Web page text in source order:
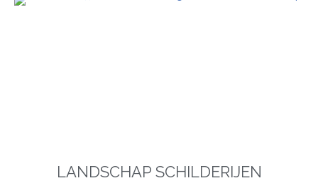
LANDSCHAP SCHILDERIJEN